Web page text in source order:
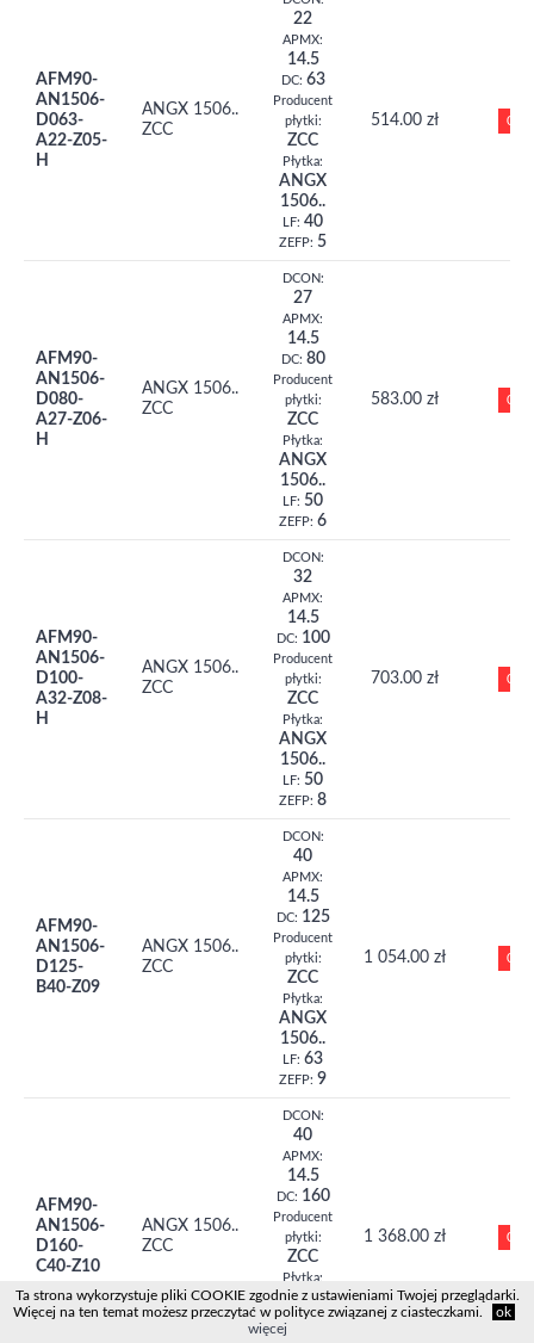
AFM90-
AN1506-
D063-
A22-Z05-
H
ANGX 1506..
ZCC
22
APMX:
14.5
DC: 63
Producent
płytki:
ZCC
Płytka:
ANGX
1506..
LF: 40
ZEFP: 5
514.00 zł 0
AFM90-
AN1506-
D080-
A27-Z06-
H
ANGX 1506..
ZCC
DCON:
27
APMX:
14.5
DC: 80
Producent
płytki:
ZCC
Płytka:
ANGX
1506..
LF: 50
ZEFP: 6
583.00 zł 0
AFM90-
AN1506-
D100-
A32-Z08-
H
ANGX 1506..
ZCC
DCON:
32
APMX:
14.5
DC: 100
Producent
płytki:
ZCC
Płytka:
ANGX
1506..
LF: 50
ZEFP: 8
703.00 zł 0
AFM90-
AN1506-
D125-
B40-Z09
ANGX 1506..
ZCC
DCON:
40
APMX:
14.5
DC: 125
Producent
płytki:
ZCC
Płytka:
ANGX
1506..
LF: 63
ZEFP: 9
1 054.00 zł 0
AFM90-
AN1506-
D160-
C40-Z10
ANGX 1506..
ZCC
DCON:
40
APMX:
14.5
DC: 160
Producent
płytki:
ZCC
Płytka:
ANGX
1506..
LF:
1 368.00 zł 0
Ta strona wykorzystuje pliki COOKIE zgodnie z ustawieniami Twojej przeglądarki.
Więcej na ten temat możesz przeczytać w polityce związanej z ciasteczkami.
ok
więcej